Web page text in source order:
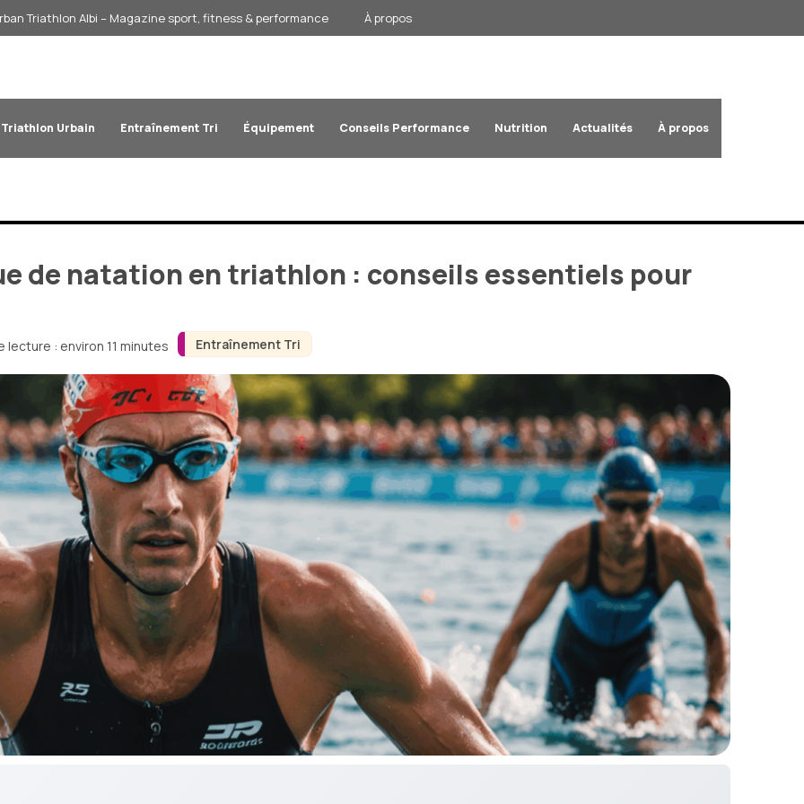
Triathlon Albi – Magazine sport, fitness & performance À propos
Triathlon Urbain Entraînement Tri Équipement Conseils Performance Nutrition Actualités À propos
Entraînement Tri
de natation en triathlon : conseils essentiels pour
lecture : environ 11 minutes